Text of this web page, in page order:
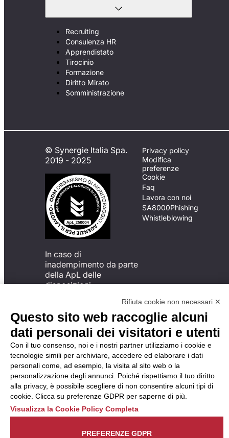
Recruiting
Consulenza HR
Apprendistato
Tirocinio
Formazione
Diritto Mirato
Somministrazione
© Synergie Italia Spa.
2019 - 2025
In caso di
inadempimento da parte
della ApL delle
disposizioni
possibile presentare un
reclamo
all’Organismo di
Monitoraggio utilizzando
una delle modalità
descritte al seguente
indirizzo web
https://odm-
agenzielavoro.it/reclami/.
Privacy policy
Modifica
preferenze
Cookie
Faq
Lavora con noi
SA8000Phishing
Whistleblowing
Rifiuta cookie non necessari ✕
Questo sito web raccoglie alcuni
dati personali dei visitatori e utenti
Con il tuo consenso, noi e i nostri partner utilizziamo i cookie e
tecnologie simili per archiviare, accedere ed elaborare i dati
personali come, ad esempio, la visita al sito web o la
personalizzazione degli annunci. Poiché rispettiamo il tuo diritto
alla privacy, è possibile scegliere di non consentire alcuni tipi di
cookie. Clicca su preferenze GDPR per saperne di più.
Visualizza la Cookie Policy Completa
PREFERENZE GDPR